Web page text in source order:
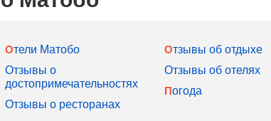
Отели Матобо
Отзывы о
достопримечательностях
Отзывы о ресторанах
Отзывы об отдыхе
Отзывы об отелях
Погода